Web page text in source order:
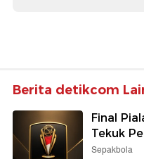
Berita detikcom
Final
Tekuk
Sepakbola